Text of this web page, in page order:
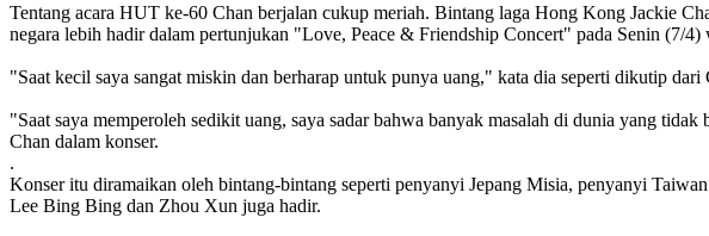
Tentang acara HUT ke-60 Chan berjalan cukup meriah. Bintang laga Hong Kong Jackie
negara lebih hadir dalam pertunjukan "Love, Peace & Friendship Concert" pada Senin (7/4)
"Saat kecil saya sangat miskin dan berharap untuk punya uang," kata dia seperti dikutip dari
"Saat saya memperoleh sedikit uang, saya sadar bahwa banyak masalah di dunia yang
Chan dalam konser.
.
Konser itu diramaikan oleh bintang-bintang seperti penyanyi Jepang Misia, penyanyi
Lee Bing Bing dan Zhou Xun juga hadir.